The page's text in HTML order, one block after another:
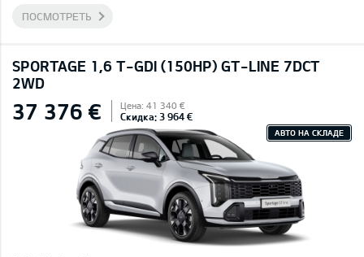
ПОСМОТРЕТЬ
SPORTAGE 1,6 T-GDI (150HP) GT-LINE 7DCT
2WD
37 376 € Цена: 41 340 €
Скидка: 3 964 €
АВТО НА СКЛАДЕ